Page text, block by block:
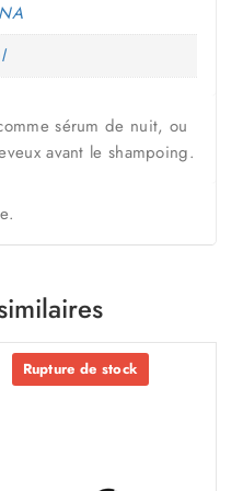
sérum de nuit, ou
avant le shampoing.
Rupture de stock